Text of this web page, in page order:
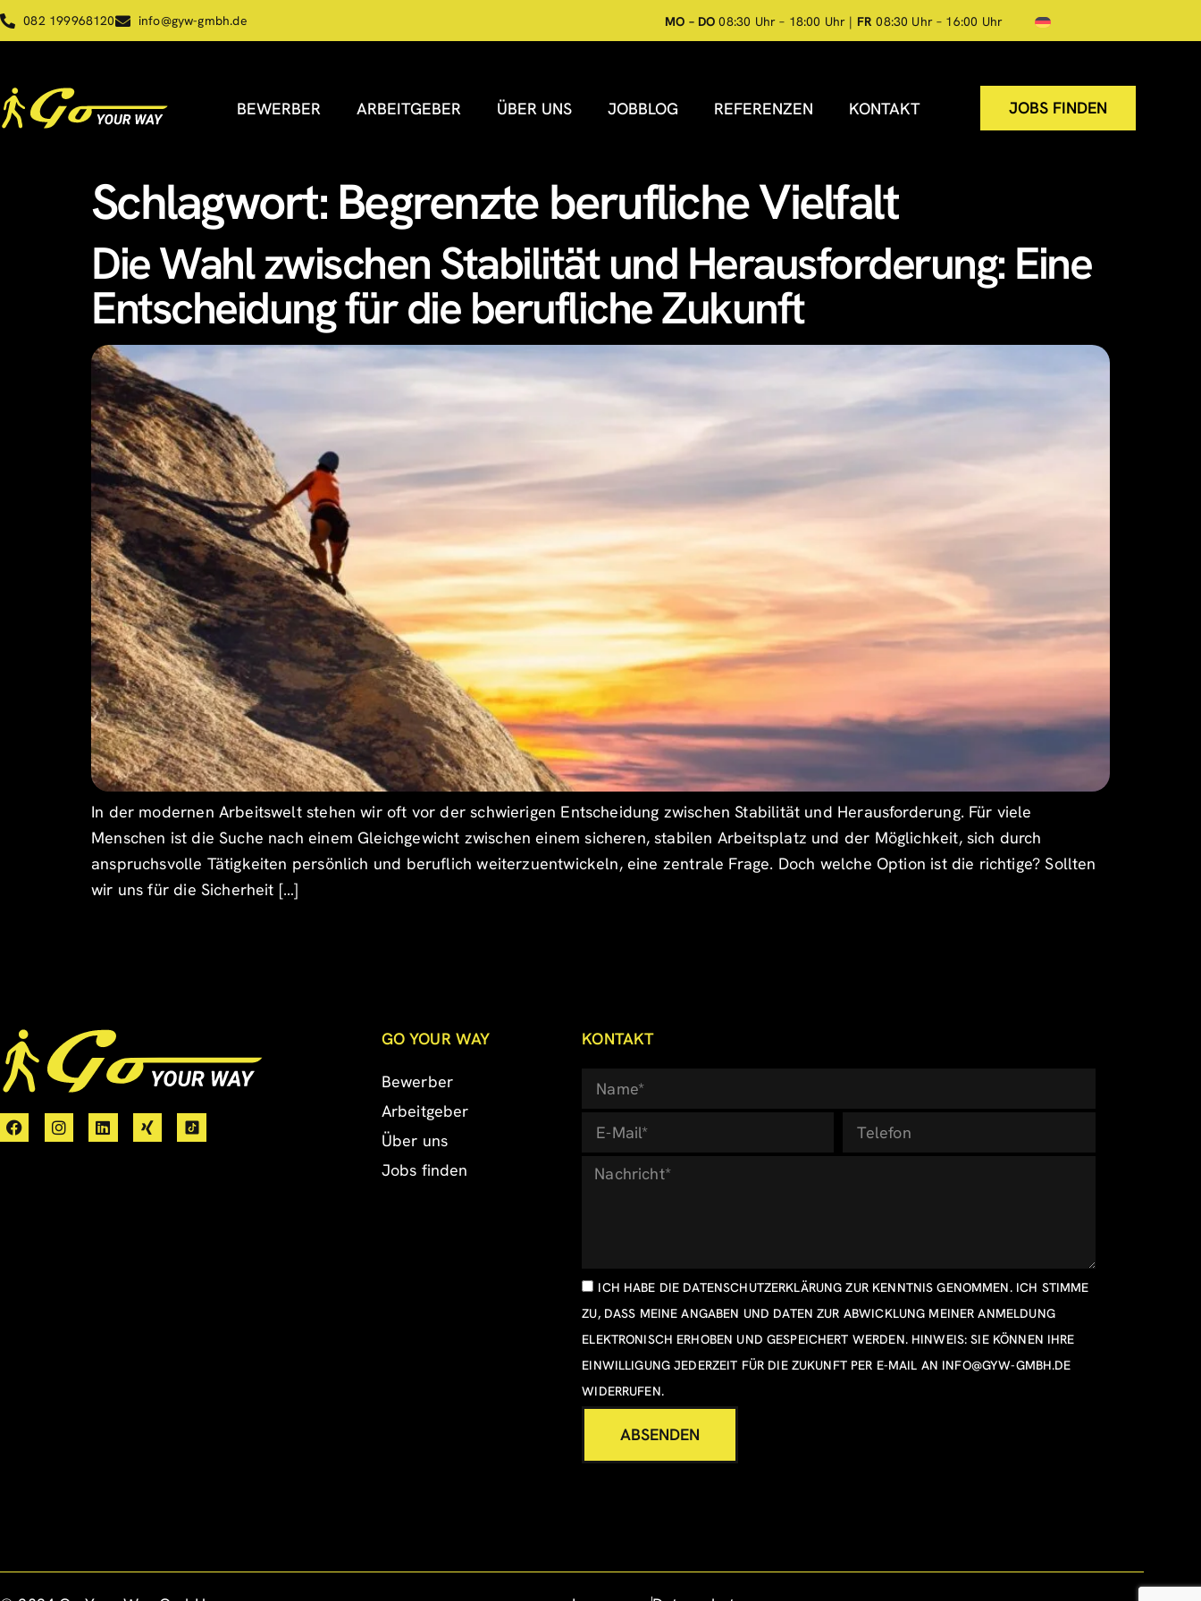
082 199968120 info@gyw-gmbh.de MO – DO 08:30 Uhr – 18:00 Uhr | FR 08:30 Uhr – 16:00 Uhr
BEWERBER ARBEITGEBER ÜBER UNS JOBBLOG REFERENZEN KONTAKT JOBS FINDEN
Schlagwort:Begrenzte berufliche Vielfalt
Die Wahl zwischen Stabilität und Herausforderung: Eine
Entscheidung für die berufliche Zukunft
In der modernen Arbeitswelt stehen wir oft vor der schwierigen Entscheidung zwischen Stabilität und Herausforderung. Für viele
Menschen ist die Suche nach einem Gleichgewicht zwischen einem sicheren, stabilen Arbeitsplatz und der Möglichkeit, sich durch
anspruchsvolle Tätigkeiten persönlich und beruflich weiterzuentwickeln, eine zentrale Frage. Doch welche Option ist die richtige? Sollten
wir uns für die Sicherheit […]
GO YOUR WAY
Bewerber
Arbeitgeber
Über uns
Jobs finden
KONTAKT
ICH HABE DIE DATENSCHUTZERKLÄRUNG ZUR KENNTNIS GENOMMEN. ICH STIMME
ZU, DASS MEINE ANGABEN UND DATEN ZUR ABWICKLUNG MEINER ANMELDUNG
ELEKTRONISCH ERHOBEN UND GESPEICHERT WERDEN. HINWEIS: SIE KÖNNEN IHRE
EINWILLIGUNG JEDERZEIT FÜR DIE ZUKUNFT PER E-MAIL AN INFO@GYW-GMBH.DE
WIDERRUFEN.
ABSENDEN